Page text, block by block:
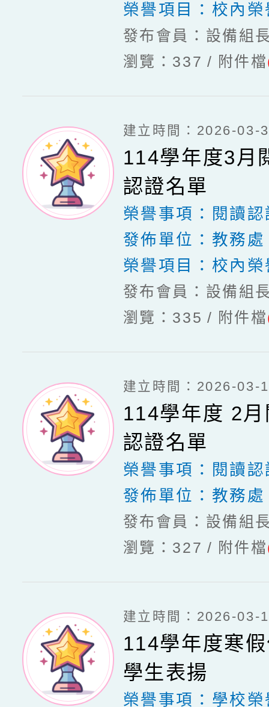
榮譽項目： 校內榮
發布會員：設備組
瀏覽：337
附件檔
建立時間：2026-03-
114學年度3月
認證名單
榮譽事項： 閱讀
發佈單位： 教務處
榮譽項目： 校內榮
發布會員：設備組
瀏覽：335
附件檔
建立時間：2026-03-
114學年度 2
認證名單
榮譽事項： 閱讀
發佈單位： 教務處
發布會員：設備組
瀏覽：327
附件檔
建立時間：2026-03-
114學年度寒
學生表揚
榮譽事項： 學校榮